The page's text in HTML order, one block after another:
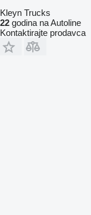
Kleyn Trucks
22 godina na Autoline
Kontaktirajte prodavca